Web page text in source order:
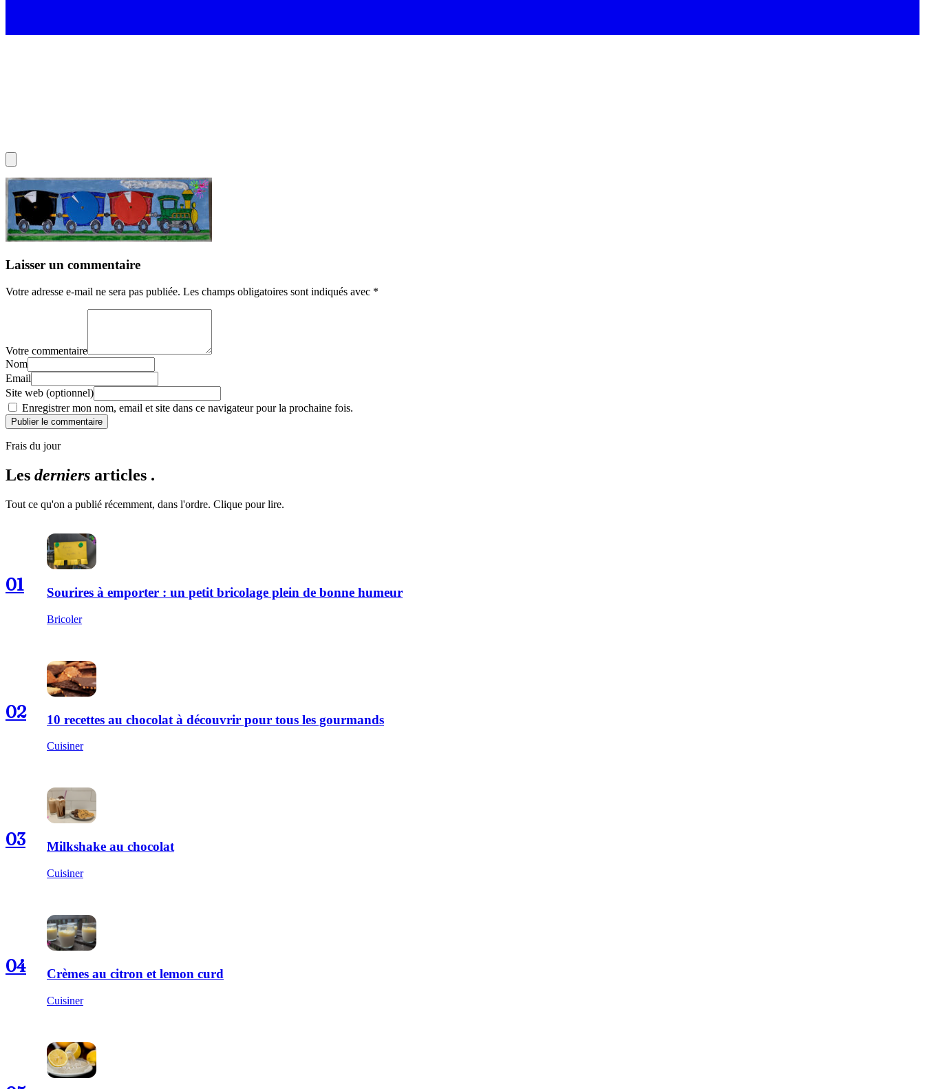
Laisser un commentaire
Votre adresse e-mail ne sera pas publiée. Les champs obligatoires sont indiqués avec *
Votre commentaire
Nom
Email
Site web (optionnel)
Enregistrer mon nom, email et site dans ce navigateur pour la prochaine fois.
Publier le commentaire
Frais du jour
Les derniers articles .
Tout ce qu'on a publié récemment, dans l'ordre. Clique pour lire.
01 Sourires à emporter : un petit bricolage plein de bonne humeur
Bricoler
02 10 recettes au chocolat à découvrir pour tous les gourmands
Cuisiner
03 Milkshake au chocolat
Cuisiner
04 Crèmes au citron et lemon curd
Cuisiner